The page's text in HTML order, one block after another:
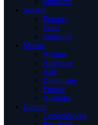
Société
Enfance
Santé
Solidarité
Monde
Afrique
Amérique
Asie
Diplomatie
Europe
Australia
Culture
Condoléances